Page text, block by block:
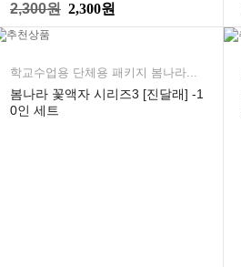
2,300원 2,300원
학교수업용 단체용 패키지 봄나라...
봄나라 꽃액자 시리즈3 [진달래] -1
0인 세트